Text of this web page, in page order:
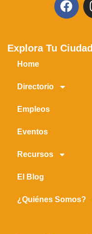
Explora Tu Ciudad
Home
Directorio
Empleos
Eventos
Recursos
El Blog
¿Quiénes Somos?